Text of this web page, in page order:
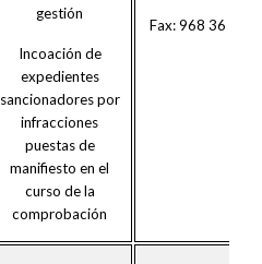
gestión
Incoación de
expedientes
sancionadores por
infracciones
puestas de
manifiesto en el
curso de la
comprobación
Fax: 968 36 26 0